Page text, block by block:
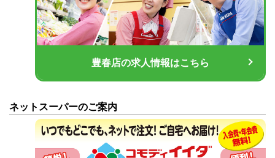
豊春店の求人情報はこちら
ネットスーパーのご案内